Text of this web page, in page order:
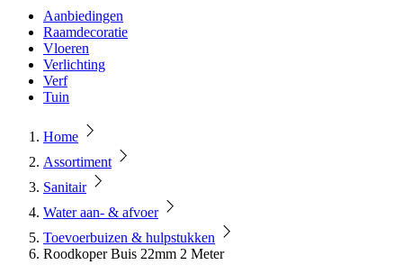
Aanbiedingen
Raamdecoratie
Vloeren
Verlichting
Verf
Tuin
Home
Assortiment
Sanitair
Water aan- & afvoer
Toevoerbuizen & hulpstukken
Roodkoper Buis 22mm 2 Meter